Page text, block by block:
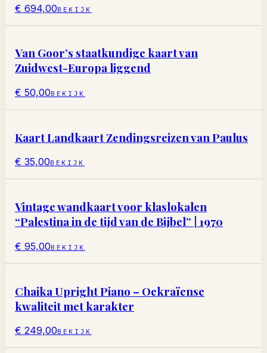
€ 694,00BEKIJK
Van Goor’s staatkundige kaart van
Zuidwest-Europa liggend
€ 50,00BEKIJK
Kaart Landkaart Zendingsreizen van Paulus
€ 35,00BEKIJK
Vintage wandkaart voor klaslokalen
“Palestina in de tijd van de Bijbel” | 1970
€ 95,00BEKIJK
Chaika Upright Piano – Oekraïense
kwaliteit met karakter
€ 249,00BEKIJK